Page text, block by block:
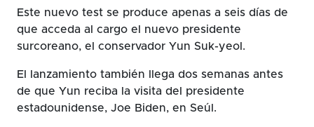
Este nuevo test se produce apenas a seis días de
que acceda al cargo el nuevo presidente
surcoreano, el conservador Yun Suk-yeol.
El lanzamiento también llega dos semanas antes
de que Yun reciba la visita del presidente
estadounidense, Joe Biden, en Seúl.